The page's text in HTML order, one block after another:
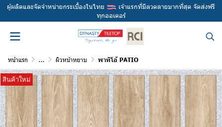
ผู้ผลิตและจัดจำหน่ายกระเบื้องในไทย
เจ้าแรกที่มีลวดลายมากที่สุด จัดส่งฟรี
ทุกออเดอร์
หน้าแรก ... ผิวหน้าหยาบ พาทิโอ้ PATIO
สินค้าใหม่